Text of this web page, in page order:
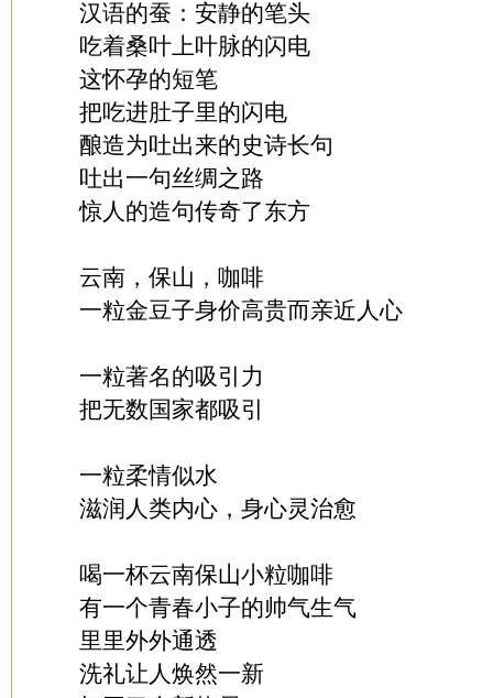
汉语的蚕：安静的笔头
吃着桑叶上叶脉的闪电
这怀孕的短笔
把吃进肚子里的闪电
酿造为吐出来的史诗长句
吐出一句丝绸之路
惊人的造句传奇了东方
云南，保山，咖啡
一粒金豆子身价高贵而亲近人心
一粒著名的吸引力
把无数国家都吸引
一粒柔情似水
滋润人类内心，身心灵治愈
喝一杯云南保山小粒咖啡
有一个青春小子的帅气生气
里里外外通透
洗礼让人焕然一新